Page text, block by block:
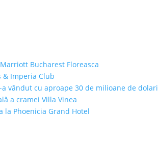
Bucharest Floreasca
& Imperia Club
vândut cu aproape 30 de milioane de dolari
a cramei Villa Vinea
la Phoenicia Grand Hotel